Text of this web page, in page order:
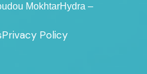
MokhtarHydra –
Privacy Policy